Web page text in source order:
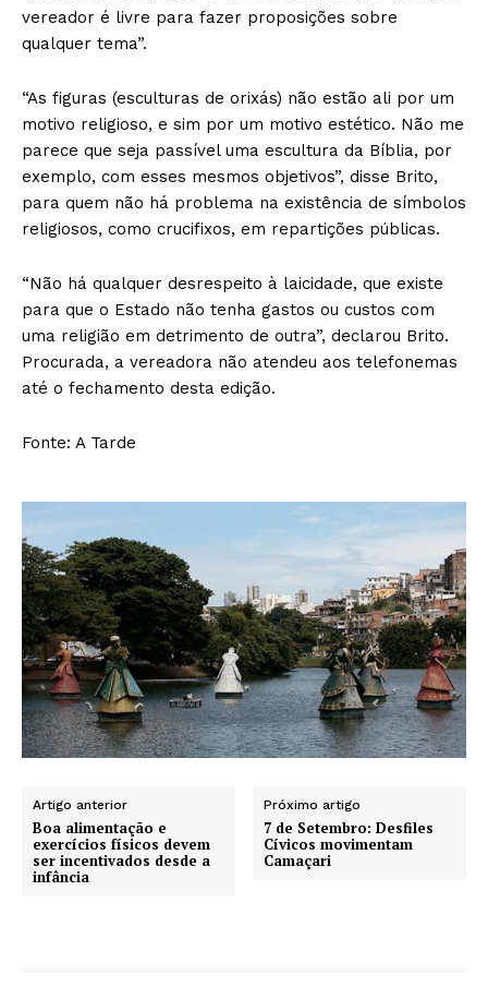
vereador é livre para fazer proposições sobre
qualquer tema”.
“As figuras (esculturas de orixás) não estão ali por um
motivo religioso, e sim por um motivo estético. Não me
parece que seja passível uma escultura da Bíblia, por
exemplo, com esses mesmos objetivos”, disse Brito,
para quem não há problema na existência de símbolos
religiosos, como crucifixos, em repartições públicas.
“Não há qualquer desrespeito à laicidade, que existe
para que o Estado não tenha gastos ou custos com
uma religião em detrimento de outra”, declarou Brito.
Procurada, a vereadora não atendeu aos telefonemas
até o fechamento desta edição.
Fonte: A Tarde
Artigo anterior
Boa alimentação e
exercícios físicos devem
ser incentivados desde a
infância
Próximo artigo
7 de Setembro: Desfiles
Cívicos movimentam
Camaçari